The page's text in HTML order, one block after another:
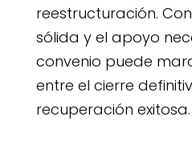
reestructuración.
sólida y el apoyo
convenio puede
entre el cierre
recuperación exitosa.